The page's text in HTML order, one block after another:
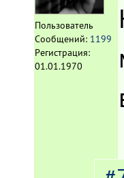
Пользователь
Сообщений: 1199
Регистрация:
01.01.1970